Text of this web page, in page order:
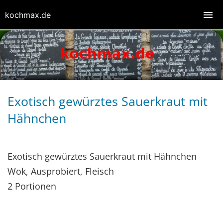
Exotisch gewürztes Sauerkraut mit
Hähnchen
Exotisch gewürztes Sauerkraut mit Hähnchen
Wok, Ausprobiert, Fleisch
2 Portionen
kochmax.de